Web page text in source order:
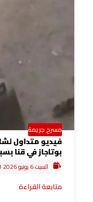
مسرح جريمة
فيديو متداول
بوتاجاز في قنا
السبت 6 يونيو 2026 12:18 م
متابعة القراءة